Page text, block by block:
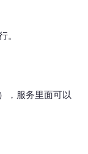
。
，服务里面可以